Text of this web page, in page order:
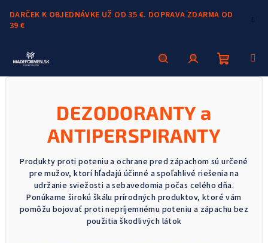
obsah
DARČEK K OBJEDNÁVKE UŽ OD 35 €. DOPRAVA ZDARMA OD
39 €
HľadaťPrihlásenie
DEZODORANTY a
ANTIPERSPIRANTY
Produkty proti poteniu a ochrane pred zápachom sú určené
pre mužov, ktorí hľadajú účinné a spoľahlivé riešenia na
udržanie sviežosti a sebavedomia počas celého dňa.
Ponúkame širokú škálu prírodných produktov, ktoré vám
pomôžu bojovať proti nepríjemnému poteniu a zápachu bez
použitia škodlivých látok